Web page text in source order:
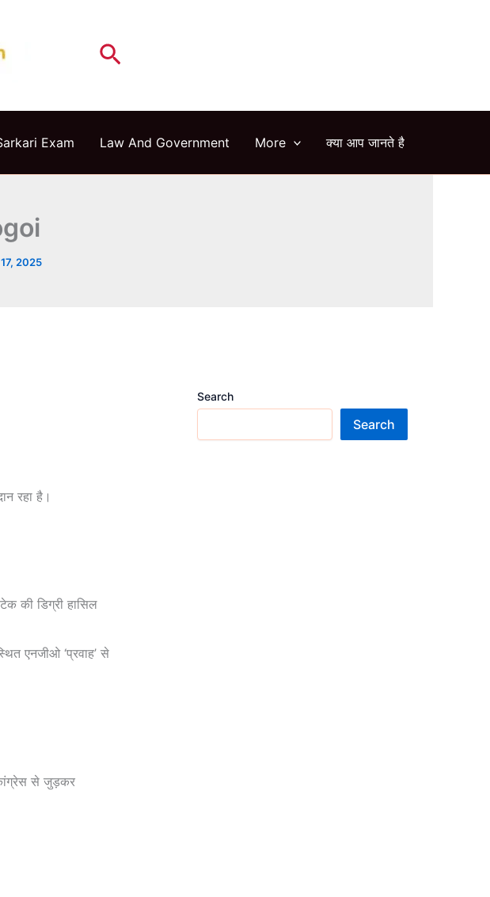
Search
Exam Law And Government More क्या आप जानते है
2025
रहा है।
की डिग्री हासिल
एनजीओ ‘प्रवाह’ से
कांग्रेस से जुड़कर
Search
Search